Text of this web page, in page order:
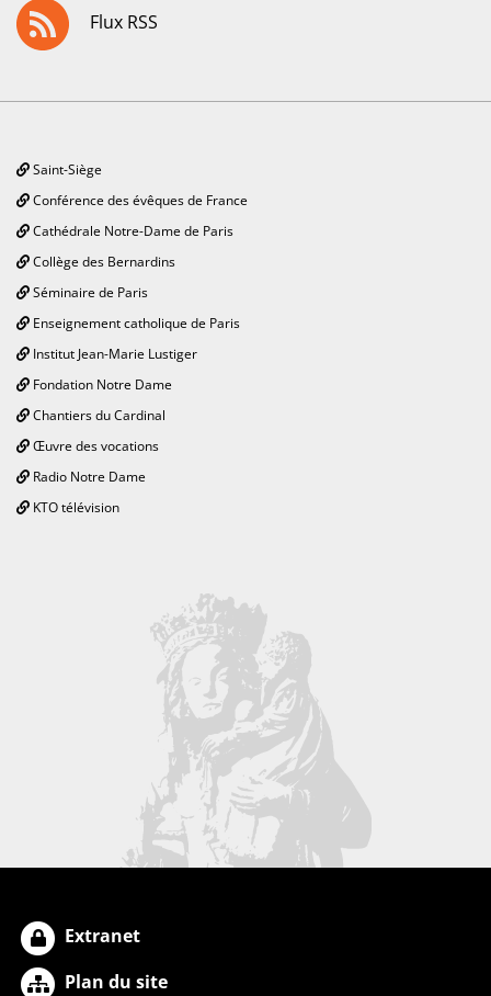
Flux RSS
Saint-Siège
Conférence des évêques de France
Cathédrale Notre-Dame de Paris
Collège des Bernardins
Séminaire de Paris
Enseignement catholique de Paris
Institut Jean-Marie Lustiger
Fondation Notre Dame
Chantiers du Cardinal
Œuvre des vocations
Radio Notre Dame
KTO télévision
Extranet
Plan du site